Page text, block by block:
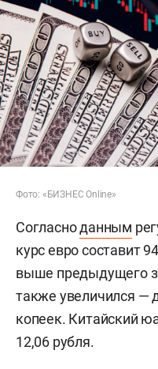
Фото: «БИЗНЕС Online»
Согласноданным
курс евро составит
выше предыдущего
также увеличился —
копеек. Китайский
12,06 рубля.